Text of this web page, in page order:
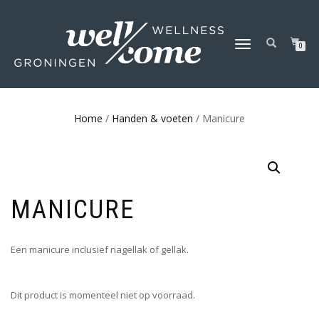
SCHAKEL
0
Home / Handen & voeten / Manicure
MANICURE
Een manicure inclusief nagellak of gellak.
Dit product is momenteel niet op voorraad.